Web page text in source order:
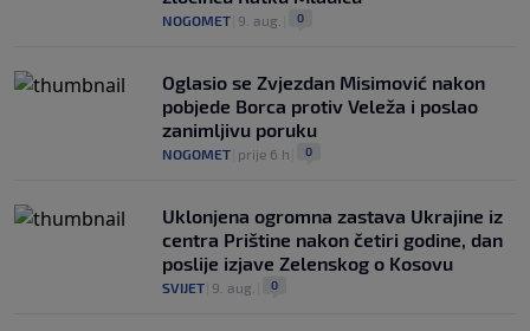
NOGOMET 9. aug. 0
Oglasio se Zvjezdan Misimović nakon
pobjede Borca protiv Veleža i poslao
zanimljivu poruku
NOGOMET prije 6 h 0
Uklonjena ogromna zastava Ukrajine iz
centra Prištine nakon četiri godine, dan
poslije izjave Zelenskog o Kosovu
SVIJET 9. aug. 0